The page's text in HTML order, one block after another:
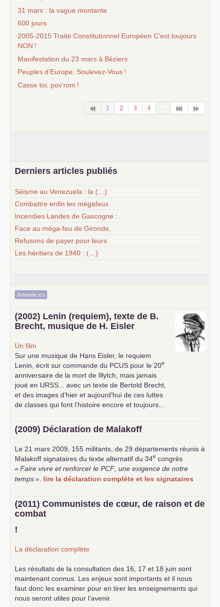
31 mars : la vague montante
600 jours
2005-2015 Traité Constitutionnel Européen C’est toujours
NON !
Manifestation du 23 mars à Béziers
Peuples d’Europe, Soulevez-Vous !
Casse toi, pov’rom !
1 2 3 4
Derniers articles publiés
Séisme au Venezuela : la (…)
Combattre enfin les mégafeux
Incendies Landes de Gascogne :
Face au méga-feu de Gironde,
Refusons de payer pour leurs
Les héritiers de 1940 : (…)
Annonces
(2002) Lenin (requiem), texte de B.
Brecht, musique de H. Eisler
Un film
Sur une musique de Hans Eisler, le requiem
Lenin, écrit sur commande du PCUS pour le 20e
anniversaire de la mort de Illytch, mais jamais
joué en URSS ... avec un texte de Bertold Brecht,
et des images d’hier et aujourd’hui de ces luttes
de classes qui font l’histoire encore et toujours...
(2009) Déclaration de Malakoff
Le 21 mars 2009, 155 militants, de 29 départements réunis à
Malakoff signataires du texte alternatif du 34e congrès
«Faire vivre et renforcer le PCF , une exigence de notre
temps» lire la déclaration complète et les signataires
(2011) Communistes de cœur, de raison et de
combat
!
La déclaration complète
Les résultats de la consultation des 16, 17 et 18 juin sont
maintenant connus. Les enjeux sont importants et il nous
faut donc les examiner pour en tirer les enseignements qui
nous seront utiles pour l’avenir.